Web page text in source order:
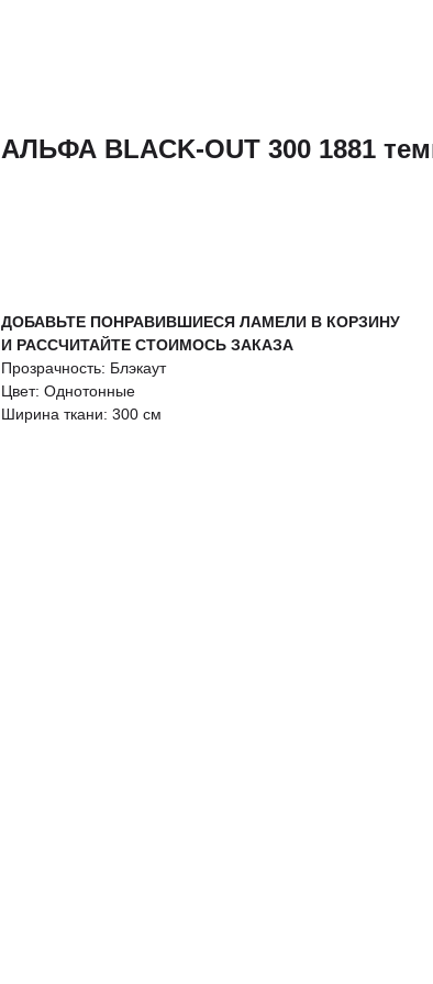
АЛЬФА BLACK-OUT 300 1881
ДОБАВЬТЕ ПОНРАВИВШИЕСЯ ЛАМЕЛИ В КОРЗИНУ
И РАССЧИТАЙТЕ СТОИМОСЬ ЗАКАЗА
Прозрачность: Блэкаут
Цвет: Однотонные
Ширина ткани: 300 см